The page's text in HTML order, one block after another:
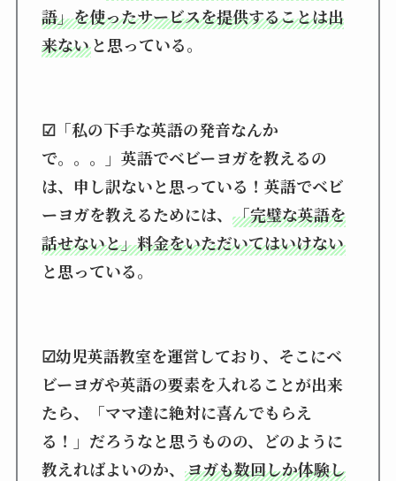
語」を使ったサービスを提供することは出
来ないと思っている。
☑「私の下手な英語の発音なんか
で。。。」英語でベビーヨガを教えるの
は、申し訳ないと思っている！英語でベビ
ーヨガを教えるためには、 「完璧な英語を
話せないと」料金をいただいてはいけない
と思っている。
☑幼児英語教室を運営しており、そこにベ
ビーヨガや英語の要素を入れることが出来
たら、「ママ達に絶対に喜んでもらえ
る！」だろうなと思うものの、どのように
教えればよいのか、 ヨガも数回しか体験し